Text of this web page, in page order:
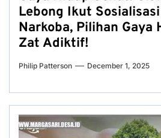
Lebong Ikut
Narkoba, Pilihan Gaya
Zat Adiktif!
Philip Patterson December 1, 2025